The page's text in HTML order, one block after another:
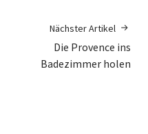
Nächster Artikel
Die Provence ins
Badezimmer holen